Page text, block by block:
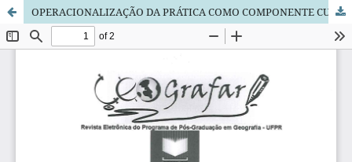
OPERACIONALIZAÇÃO DA PRÁTICA COMO COMPONENTE CURRICULAR NOS CURSOS DE LICENCIATURA EM GEOGRAFIA: ESTUDO DE CASO DE TRÊS UNIVERSIDADES PÚBLICAS DO PARANÁ